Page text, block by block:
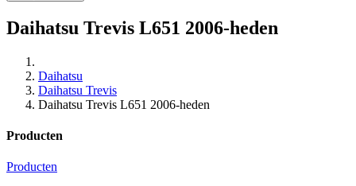
Daihatsu Trevis L651 2006-heden
Daihatsu
Daihatsu Trevis
Daihatsu Trevis L651 2006-heden
Producten
Producten